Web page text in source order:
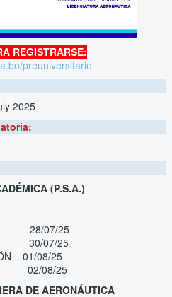
REGISTRARSE:
preuniversitario
2025
(P.S.A.)
28/07/25
07/25
01/08/25
08/25
DE AERONÁUTICA